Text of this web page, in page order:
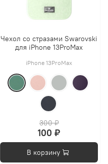
Чехол со стразами Swarovski
для iPhone 13ProMax
iPhone 13ProMax
300 ₽
100 ₽
В корзину